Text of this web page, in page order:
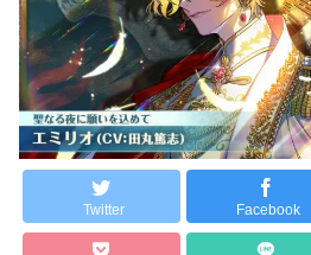
Twitter Facebook